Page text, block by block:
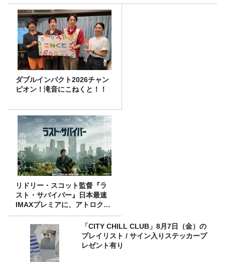
ダブルインパクト2026チャン
ピオン！滝音にこねくと！！
リドリー・スコット監督『ラ
スト・サバイバー』日本最速
IMAXプレミアに、アトロクリ
スナー60名をご招待！
「CITY CHILL CLUB」8月7日（金）の
プレイリスト / サイン入りステッカープ
レゼント有り